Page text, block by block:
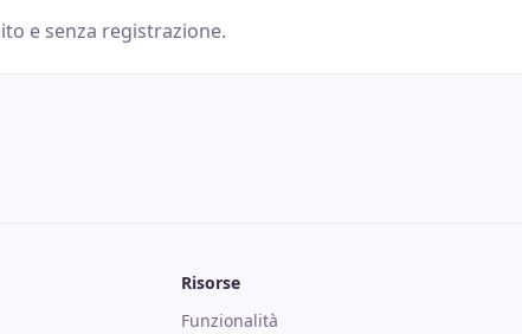
e senza registrazione.
Risorse
Funzionalità